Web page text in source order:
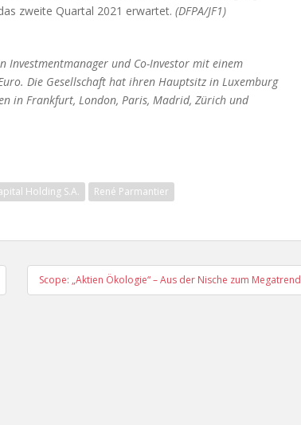
zweite Quartal 2021 erwartet. (DFPA/JF1)
Investmentmanager und Co-Investor mit einem
Die Gesellschaft hat ihren Hauptsitz in Luxemburg
in Frankfurt, London, Paris, Madrid, Zürich und
Holding S.A. René Parmantier
Scope: „Aktien Ökologie“ – Aus der Nische zum Megatrend